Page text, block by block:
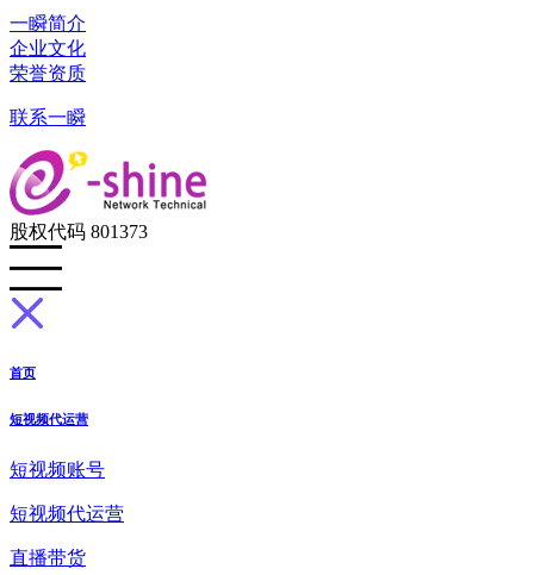
一瞬简介
企业文化
荣誉资质
联系一瞬
股权代码 801373
首页
短视频代运营
短视频账号
短视频代运营
直播带货